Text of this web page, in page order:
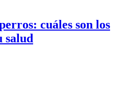
cuáles son los
salud